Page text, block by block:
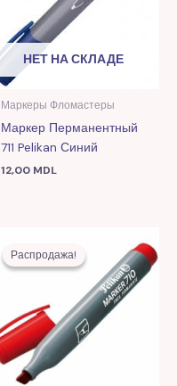
НЕТ НА СКЛАДЕ
Маркеры Фломастеры
Маркер Перманентный
711 Pelikan Синий
12,00 MDL
Распродажа!
Распродажа!
цена
составляла
12,00 MDL.
цена:
5,00 MDL.